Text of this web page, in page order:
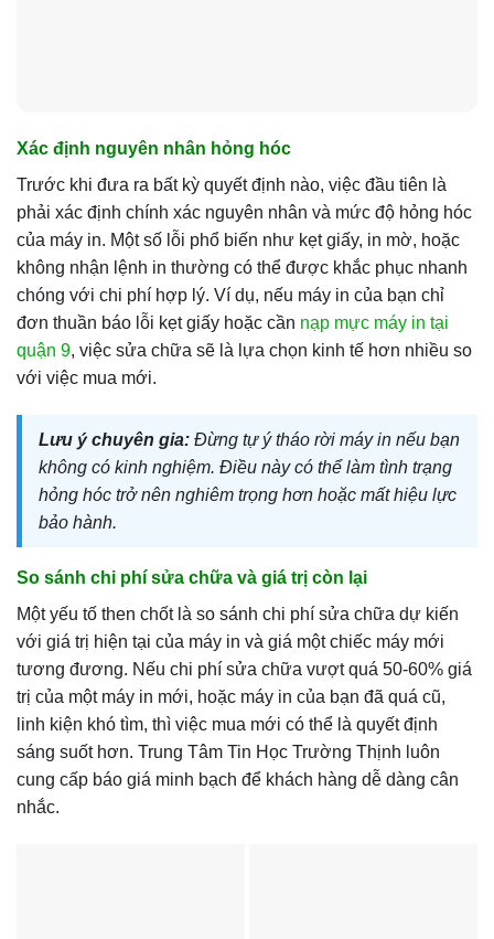
Xác định nguyên nhân hỏng hóc
Trước khi đưa ra bất kỳ quyết định nào, việc đầu tiên là
phải xác định chính xác nguyên nhân và mức độ hỏng hóc
của máy in. Một số lỗi phổ biến như kẹt giấy, in mờ, hoặc
không nhận lệnh in thường có thể được khắc phục nhanh
chóng với chi phí hợp lý. Ví dụ, nếu máy in của bạn chỉ
đơn thuần báo lỗi kẹt giấy hoặc cần nạp mực máy in tại
quận 9, việc sửa chữa sẽ là lựa chọn kinh tế hơn nhiều so
với việc mua mới.
Lưu ý chuyên gia: Đừng tự ý tháo rời máy in nếu bạn
không có kinh nghiệm. Điều này có thể làm tình trạng
hỏng hóc trở nên nghiêm trọng hơn hoặc mất hiệu lực
bảo hành.
So sánh chi phí sửa chữa và giá trị còn lại
Một yếu tố then chốt là so sánh chi phí sửa chữa dự kiến
với giá trị hiện tại của máy in và giá một chiếc máy mới
tương đương. Nếu chi phí sửa chữa vượt quá 50-60% giá
trị của một máy in mới, hoặc máy in của bạn đã quá cũ,
linh kiện khó tìm, thì việc mua mới có thể là quyết định
sáng suốt hơn. Trung Tâm Tin Học Trường Thịnh luôn
cung cấp báo giá minh bạch để khách hàng dễ dàng cân
nhắc.